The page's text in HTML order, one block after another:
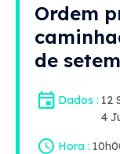
Ordem
de
Dados
12
4
Hora